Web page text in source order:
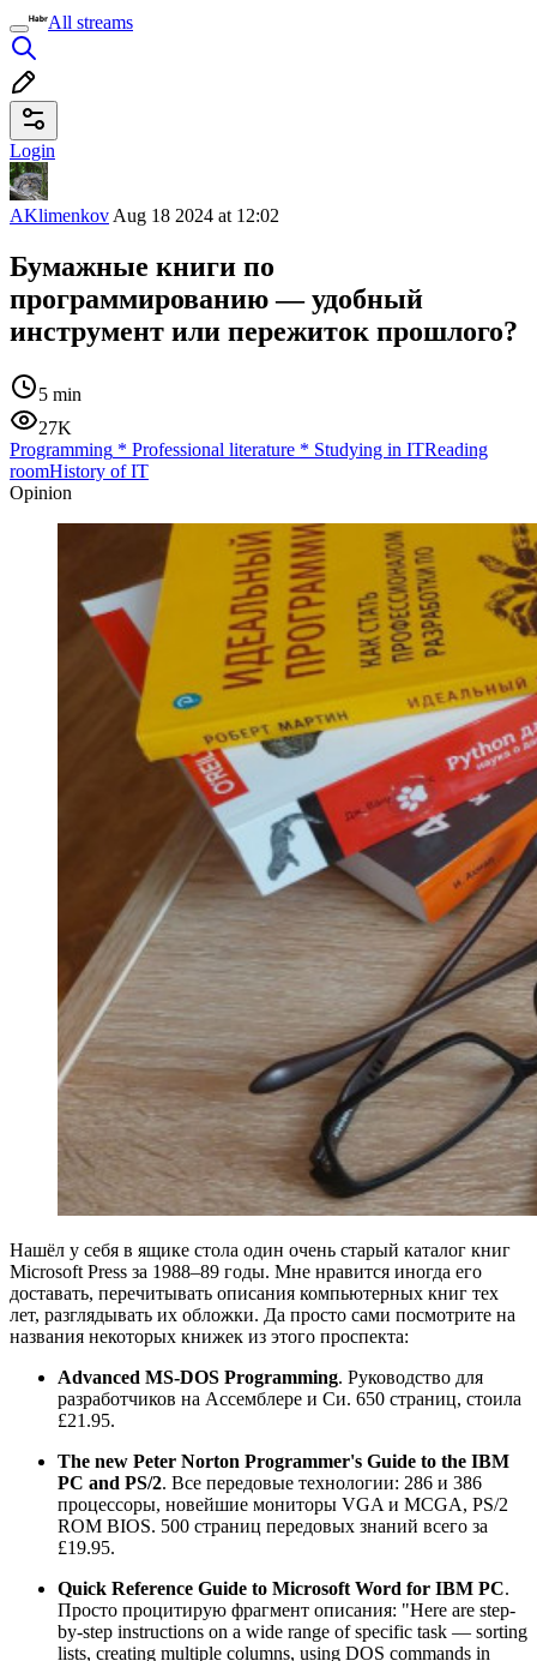
All streams
Login
AKlimenkov Aug 18 2024 at 12:02
Бумажные книги по
программированию — удобный
инструмент или пережиток прошлого?
5 min
27K
Programming * Professional literature * Studying in ITReading
roomHistory of IT
Opinion
Нашёл у себя в ящике стола один очень старый каталог книг
Microsoft Press за 1988–89 годы. Мне нравится иногда его
доставать, перечитывать описания компьютерных книг тех
лет, разглядывать их обложки. Да просто сами посмотрите на
названия некоторых книжек из этого проспекта:
Advanced MS-DOS Programming. Руководство для
разработчиков на Ассемблере и Си. 650 страниц, стоила
£21.95.
The new Peter Norton Programmer's Guide to the IBM
PC and PS/2. Все передовые технологии: 286 и 386
процессоры, новейшие мониторы VGA и MCGA, PS/2
ROM BIOS. 500 страниц передовых знаний всего за
£19.95.
Quick Reference Guide to Microsoft Word for IBM PC.
Просто процитирую фрагмент описания: "Here are step-
by-step instructions on a wide range of specific task — sorting
lists, creating multiple columns, using DOS commands in